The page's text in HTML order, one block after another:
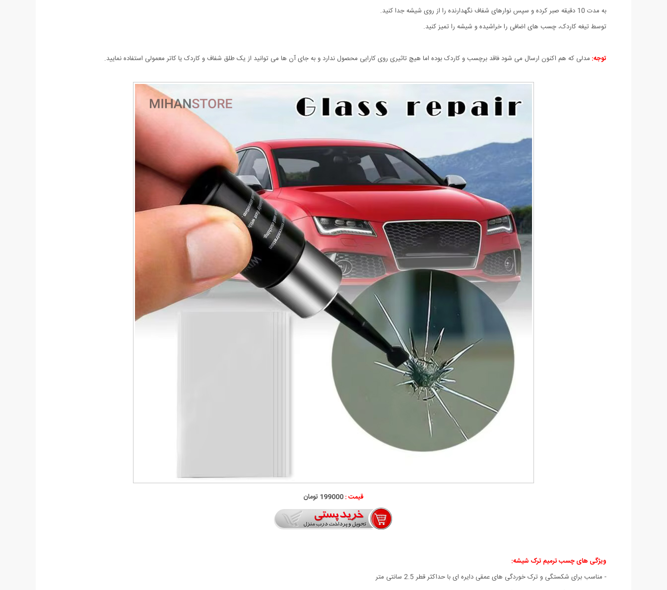
به مدت 10 دقیقه صبر کرده و سپس نوارهای شفاف نگهدارنده را از روی شیشه جدا کنید.
توسط تیغه کاردک، چسب های اضافی را خراشیده و شیشه را تمیز کنید.
توجه: مدلی که هم اکنون ارسال می شود فاقد برچسب و کاردک بوده اما هیچ تاثیری روی کارایی محصول ندارد و به جای آن ها می توانید از یک طلق شفاف و کاردک یا کاتر معمولی استفاده نمایید.
قیمت :199000 تومان
ویژگی های چسب ترمیم ترک شیشه:
- مناسب برای شکستگی و ترک خوردگی های عمقی دایره ای با حداکثر قطر 2.5 سانتی متر